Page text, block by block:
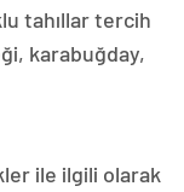
tahıllar tercih
karabuğday,
ile ilgili olarak